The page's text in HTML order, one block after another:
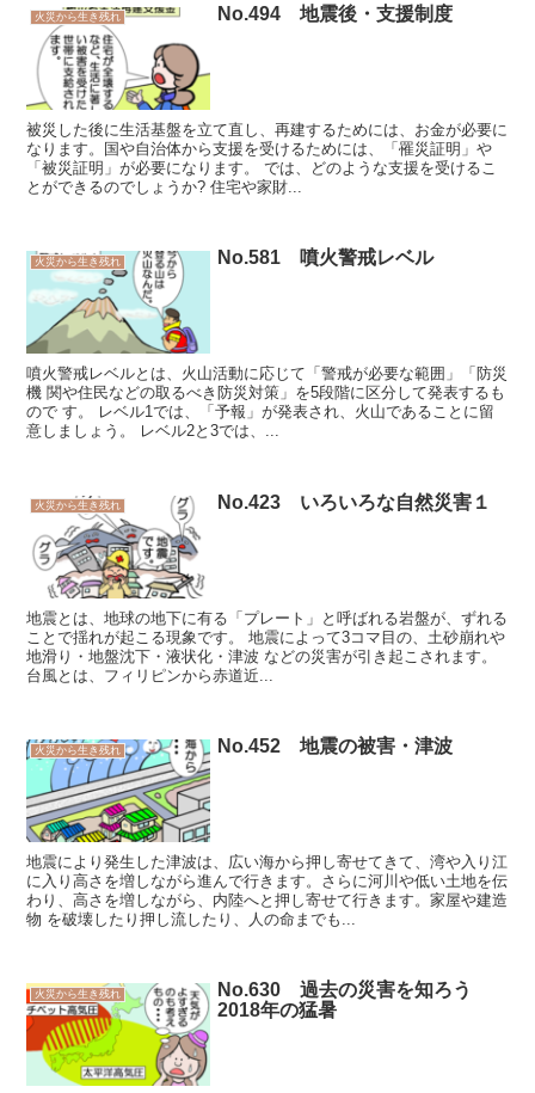
火災から生き残れ No.494 地震後・支援制度
被災した後に生活基盤を立て直し、再建するためには、お金が必要に
なります。国や自治体から支援を受けるためには、「罹災証明」や
「被災証明」が必要になります。 では、どのような支援を受けるこ
とができるのでしょうか? 住宅や家財...
火災から生き残れ No.581 噴火警戒レベル
噴火警戒レベルとは、火山活動に応じて「警戒が必要な範囲」「防災
機 関や住民などの取るべき防災対策」を5段階に区分して発表するも
ので す。 レベル1では、「予報」が発表され、火山であることに留
意しましょう。 レベル2と3では、...
火災から生き残れ No.423 いろいろな自然災害１
地震とは、地球の地下に有る「プレート」と呼ばれる岩盤が、ずれる
ことで揺れが起こる現象です。 地震によって3コマ目の、土砂崩れや
地滑り・地盤沈下・液状化・津波 などの災害が引き起こされます。
台風とは、フィリピンから赤道近...
火災から生き残れ No.452 地震の被害・津波
地震により発生した津波は、広い海から押し寄せてきて、湾や入り江
に入り高さを増しながら進んで行きます。さらに河川や低い土地を伝
わり、高さを増しながら、内陸へと押し寄せて行きます。家屋や建造
物 を破壊したり押し流したり、人の命までも...
火災から生き残れ
No.630 過去の災害を知ろう
2018年の猛暑